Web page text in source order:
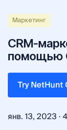
Маркетинг
CRM-
помощью
Try NetHunt
янв. 13, 2023 ·